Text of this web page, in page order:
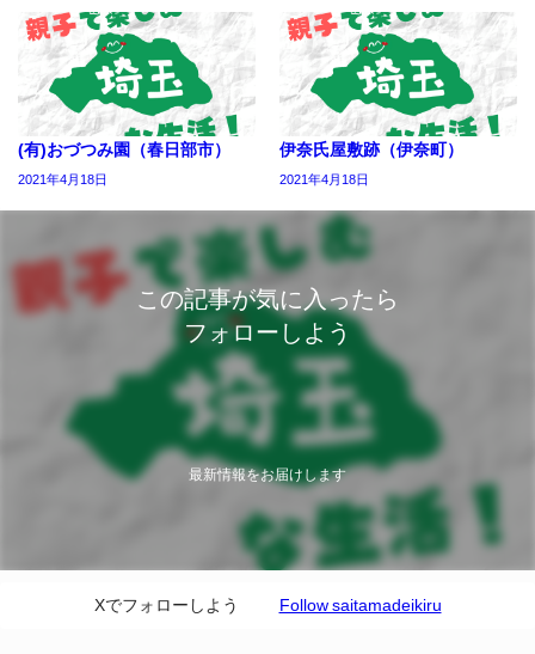
(有)おづつみ園（春日部市）
2021年4月18日
伊奈氏屋敷跡（伊奈町）
2021年4月18日
この記事が気に入ったら
フォローしよう
最新情報をお届けします
Xでフォローしよう Follow saitamadeikiru